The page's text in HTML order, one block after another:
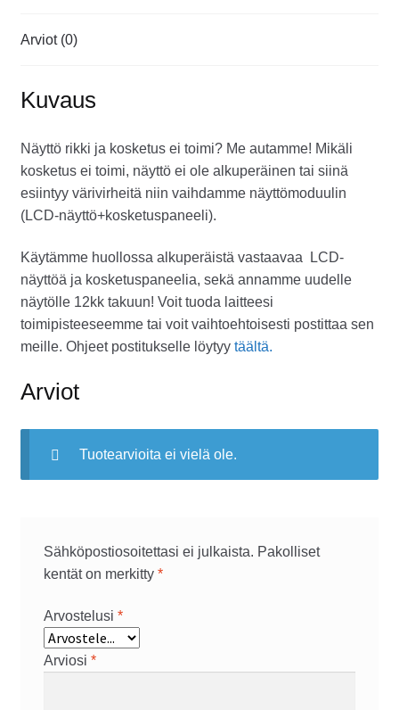
Arviot (0)
Kuvaus
Näyttö rikki ja kosketus ei toimi? Me autamme! Mikäli
kosketus ei toimi, näyttö ei ole alkuperäinen tai siinä
esiintyy värivirheitä niin vaihdamme näyttömoduulin
(LCD-näyttö+kosketuspaneeli).
Käytämme huollossa alkuperäistä vastaavaa LCD-
näyttöä ja kosketuspaneelia, sekä annamme uudelle
näytölle 12kk takuun! Voit tuoda laitteesi
toimipisteeseemme tai voit vaihtoehtoisesti postittaa sen
meille. Ohjeet postitukselle löytyy täältä.
Arviot
Tuotearvioita ei vielä ole.
Sähköpostiosoitettasi ei julkaista. Pakolliset
kentät on merkitty *
Arvostelusi *
Arviosi *